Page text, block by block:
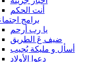
أنت الحكم
برامج
يا رب أرحم
ضيف عَ الطريق
أسأل و مليكة يُجيب
دعوا الأولاد